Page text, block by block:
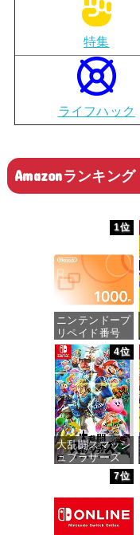
特集
ライフハック
Amazonランキング
1位
ニンテンドープ
リペイド番号
1000円|オンラ
インコード版
価格：¥1,000
4位
大乱闘スマッシ
ュブラザーズ
SPECIAL -
価格：¥6,473
7位